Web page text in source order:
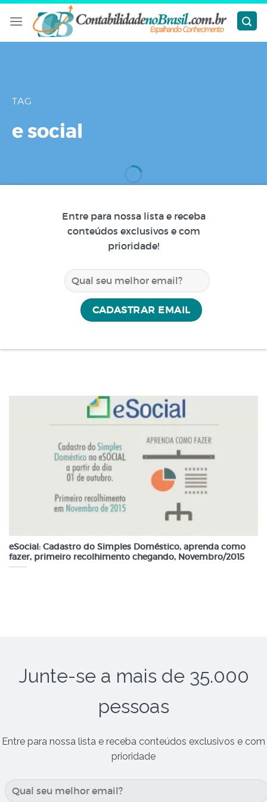
Skip
TAG
e social
Entre para nossa lista e receba
conteúdos exclusivos e com
prioridade!
eSocial: Cadastro do Simples Doméstico, aprenda como
fazer, primeiro recolhimento chegando, Novembro/2015
Junte-se a mais de 35.000
pessoas
Entre para nossa lista e receba conteúdos exclusivos e com
prioridade